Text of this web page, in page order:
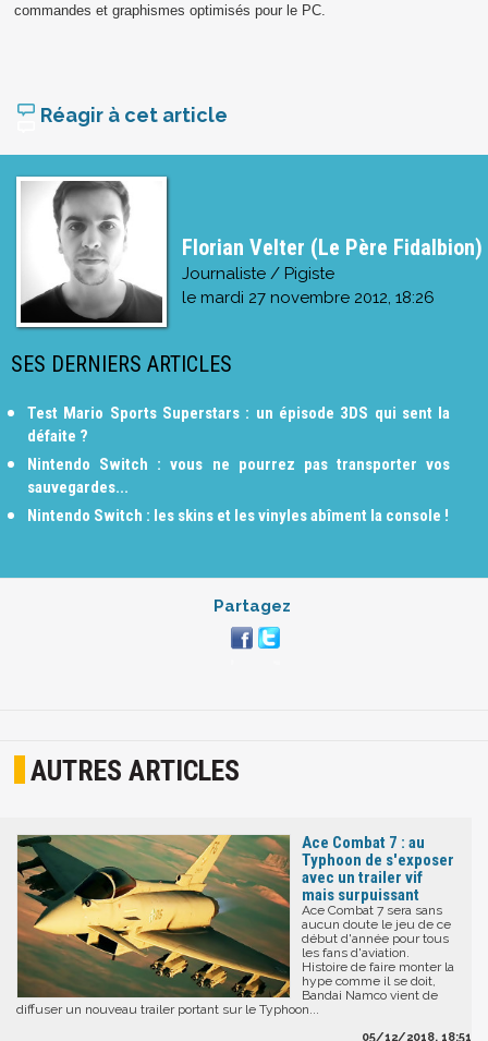
commandes et graphismes optimisés pour le PC.
Réagir à cet article
Florian Velter (Le Père Fidalbion)
Journaliste / Pigiste
le mardi 27 novembre 2012, 18:26
SES DERNIERS ARTICLES
Test Mario Sports Superstars : un épisode 3DS qui sent la
défaite ?
Nintendo Switch : vous ne pourrez pas transporter vos
sauvegardes...
Nintendo Switch : les skins et les vinyles abîment la console !
Partagez
AUTRES ARTICLES
Ace Combat 7 : au
Typhoon de s'exposer
avec un trailer vif
mais surpuissant
Ace Combat 7 sera sans
aucun doute le jeu de ce
début d'année pour tous
les fans d'aviation.
Histoire de faire monter la
hype comme il se doit,
Bandai Namco vient de
diffuser un nouveau trailer portant sur le Typhoon...
05/12/2018, 18:51